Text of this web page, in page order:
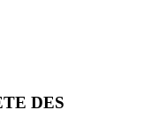
DES